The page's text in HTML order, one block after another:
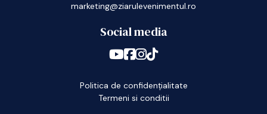
marketing@ziarulevenimentul.ro
Social media
Politica de confidențialitate
Termeni si conditii